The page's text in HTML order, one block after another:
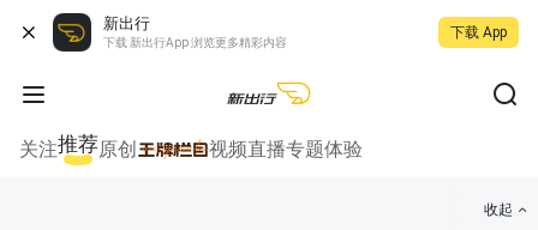
新出行
下载 新出行App 浏览更多精彩内容
下载 App
关注推荐原创 视频直播专题体验
收起